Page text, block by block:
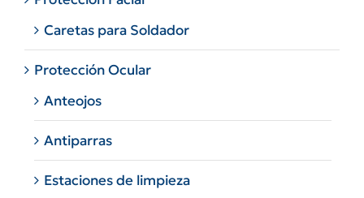
Caretas para Soldador
Protección Ocular
Anteojos
Antiparras
Estaciones de limpieza